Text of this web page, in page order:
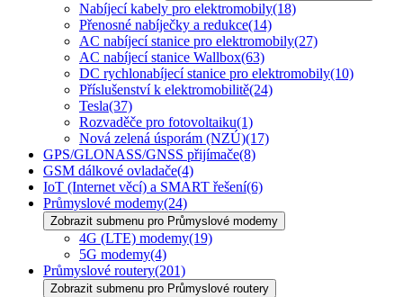
Nabíjecí kabely pro elektromobily(18)
Přenosné nabíječky a redukce(14)
AC nabíjecí stanice pro elektromobily(27)
AC nabíjecí stanice Wallbox(63)
DC rychlonabíjecí stanice pro elektromobily(10)
Příslušenství k elektromobilitě(24)
Tesla(37)
Rozvaděče pro fotovoltaiku(1)
Nová zelená úsporám (NZÚ)(17)
GPS/GLONASS/GNSS přijímače(8)
GSM dálkové ovladače(4)
IoT (Internet věcí) a SMART řešení(6)
Průmyslové modemy(24)
Zobrazit submenu pro Průmyslové modemy
4G (LTE) modemy(19)
5G modemy(4)
Průmyslové routery(201)
Zobrazit submenu pro Průmyslové routery